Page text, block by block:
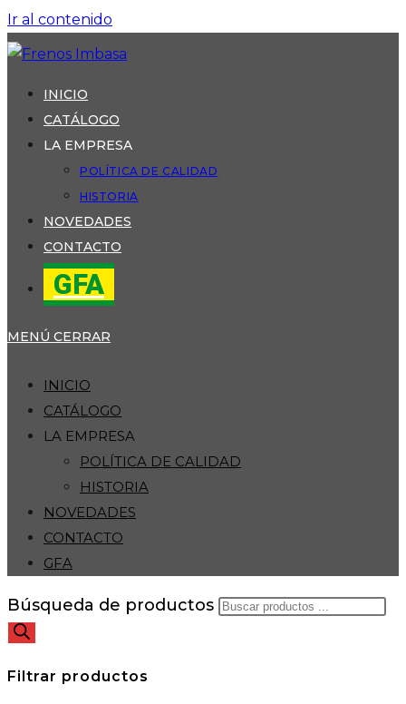
Ir al contenido
INICIO
CATÁLOGO
LA EMPRESA
POLÍTICA DE CALIDAD
HISTORIA
NOVEDADES
CONTACTO
GFA
MENÚ CERRAR
INICIO
CATÁLOGO
LA EMPRESA
POLÍTICA DE CALIDAD
HISTORIA
NOVEDADES
CONTACTO
GFA
Búsqueda de productos
Filtrar productos